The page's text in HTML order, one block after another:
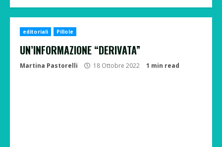
editoriali Pillole
UN’INFORMAZIONE “DERIVATA”
Martina Pastorelli 18 Ottobre 2022 1 min read